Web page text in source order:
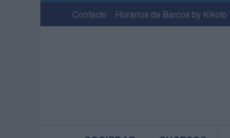
Contacto Horarios de Barcos by Kikoto